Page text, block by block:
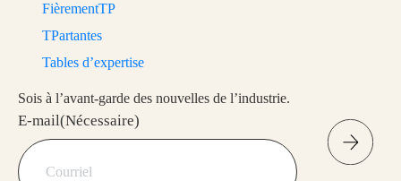
FièrementTP
TPartantes
Tables d’expertise
Sois à l’avant-garde des nouvelles de l’industrie.
E-mail(Nécessaire)